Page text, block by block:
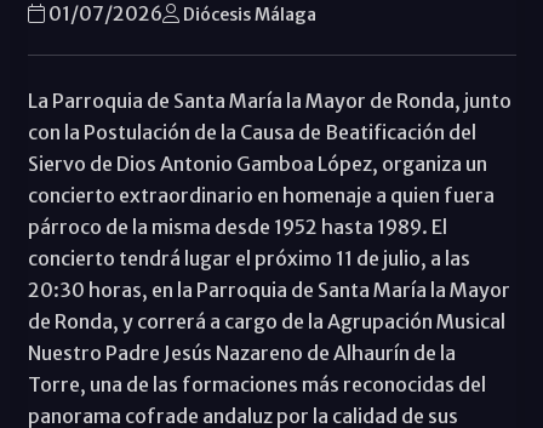
01/07/2026 Diócesis Málaga
La Parroquia de Santa María la Mayor de Ronda, junto
con la Postulación de la Causa de Beatificación del
Siervo de Dios Antonio Gamboa López, organiza un
concierto extraordinario en homenaje a quien fuera
párroco de la misma desde 1952 hasta 1989. El
concierto tendrá lugar el próximo 11 de julio, a las
20:30 horas, en la Parroquia de Santa María la Mayor
de Ronda, y correrá a cargo de la Agrupación Musical
Nuestro Padre Jesús Nazareno de Alhaurín de la
Torre, una de las formaciones más reconocidas del
panorama cofrade andaluz por la calidad de sus